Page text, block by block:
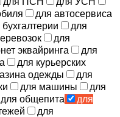
для автосервиса
бухгалтерии
для
для
эквайринга
для
для курьерских
одежды
для
для машины
для
для общепита
для
для